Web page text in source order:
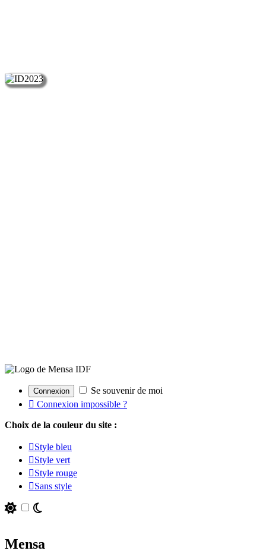
Se souvenir de moi
Connexion impossible ?
Choix de la couleur du site :
Style bleu
Style vert
Style rouge
Sans style
Mensa